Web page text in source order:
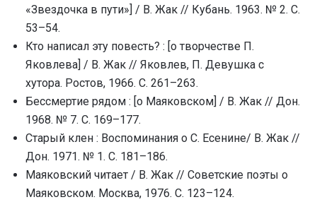
«Звездочка в пути»] / В. Жак // Кубань. 1963. № 2. C.
53–54.
Кто написал эту повесть? : [о творчестве П.
Яковлева] / В. Жак // Яковлев, П. Девушка с
хутора. Ростов, 1966. C. 261–263.
Бессмертие рядом : [о Маяковском] / В. Жак // Дон.
1968. № 7. C. 169–177.
Старый клен : Воспоминания о С. Есенине/ В. Жак //
Дон. 1971. № 1. С. 181–186.
Маяковский читает / В. Жак // Советские поэты о
Маяковском. Москва, 1976. C. 123–124.